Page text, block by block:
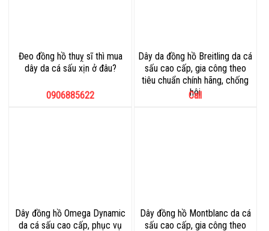
Đeo đồng hồ thuỵ sĩ thì mua
dây da cá sấu xịn ở đâu?
0906885622
Dây da đồng hồ Breitling da cá
sấu cao cấp, gia công theo
tiêu chuẩn chính hãng, chống
hôi
Call
Dây đồng hồ Omega Dynamic
da cá sấu cao cấp, phục vụ
Dây đồng hồ Montblanc da cá
sấu cao cấp, gia công theo